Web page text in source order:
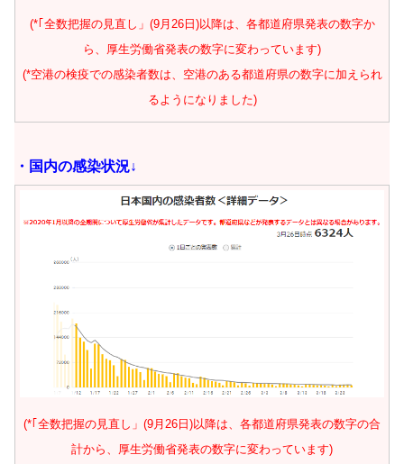
(*｢全数把握の見直し」(9月26日)以降は、各都道府県発表の数字か
ら、厚生労働省発表の数字に変わっています)
(*空港の検疫での感染者数は、空港のある都道府県の数字に加えられ
るようになりました)
・ 国内の感染状況↓
(*｢全数把握の見直し」(9月26日)以降は、各都道府県発表の数字の合
計から、厚生労働省発表の数字に変わっています)